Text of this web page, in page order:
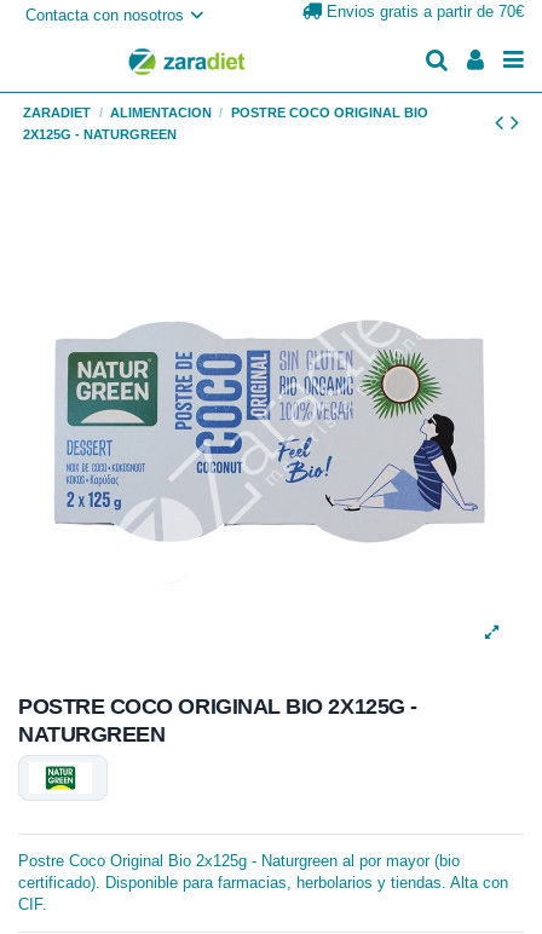
Contacta con nosotros Envios gratis a partir de 70€
ZARADIET ALIMENTACION
POSTRE COCO ORIGINAL BIO
2X125G - NATURGREEN
POSTRE COCO ORIGINAL BIO 2X125G -
NATURGREEN
Postre Coco Original Bio 2x125g - Naturgreen al por mayor (bio
certificado). Disponible para farmacias, herbolarios y tiendas. Alta con
CIF.